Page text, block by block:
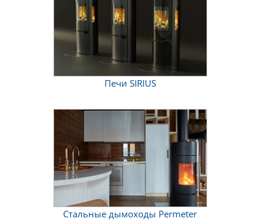
Печи SIRIUS
Стальные дымоходы Permeter